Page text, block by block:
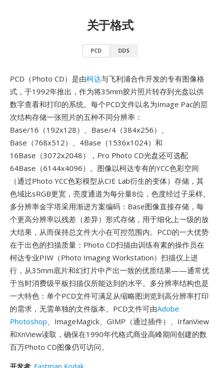
关于格式
PCD DDS
PCD（Photo CD）是由柯达与飞利浦合作开发的专有图像格
式，于1992年推出，作为将35mm胶片照片转存到光盘以供
数字查看和打印的系统。每个PCD文件以名为Image Pac的层
次结构存储一张照片的五种不同分辨率：
Base/16（192x128）、Base/4（384x256）、
Base（768x512）、4Base（1536x1024）和
16Base（3072x2048），Pro Photo CD光盘还可选配
64Base（6144x4096）。图像以柯达专有的YCC色彩空间
（通过Photo YCC色彩模型从CIE Lab衍生的变体）存储，其
色域比sRGB更宽，亮度通道为每分量8位，色度经过子采样。
多分辨率金字塔采用渐进方案编码：Base图像直接存储，每
个更高分辨率以残差（差异）形式存储，用于细化上一级的放
大结果，从而保持总文件大小在可控范围内。PCD的一大优势
在于出色的扫描质量：Photo CD扫描由训练有素的操作员在
柯达专业PIW（Photo Imaging Workstation）扫描仪上进
行，从35mm底片和幻灯片中产出一致的优质结果——通常优
于当时消费级平板扫描仪所能达到的水平。多分辨率结构也是
一大特色：单个PCD文件可满足从缩略图浏览到高分辨率打印
的需求，无需单独的文件版本。PCD文件可由Adobe
Photoshop、ImageMagick、GIMP（通过插件）、IrfanView
和XnView读取，确保在1990年代格式商业高峰期间创建的数
百万Photo CD图像仍可访问。